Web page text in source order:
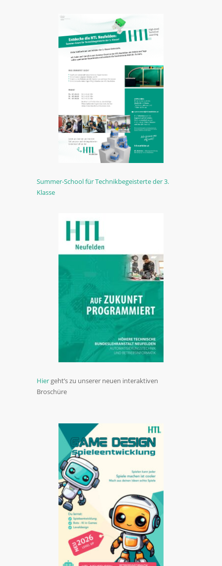
Summer-School für Technikbegeisterte der 3.
Klasse
Hier geht’s zu unserer neuen interaktiven
Broschüre